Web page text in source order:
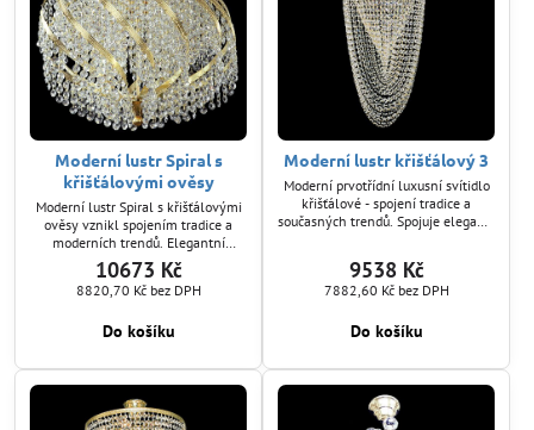
Moderní lustr Spiral s
křišťálovými ověsy
Moderní lustr Spiral s křišťálovými
ověsy vznikl spojením tradice a
moderních trendů. Elegantní
kousek, který díky třem světelným
zdrojům rozzáří jakýkoliv prostor.
Kvalitní český výrobek.
10673 Kč
8820,70 Kč bez DPH
Do košíku
Moderní lustr křišťálový 3
Moderní prvotřídní luxusní svítidlo
křišťálové - spojení tradice a
současných trendů. Spojuje eleganci
světelnými zdroji. Český výrobek
9538 Kč
7882,60 Kč bez DPH
Do košíku